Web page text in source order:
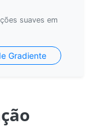
suaves em
Gradiente